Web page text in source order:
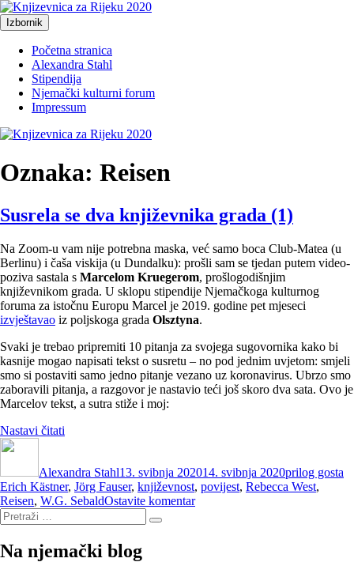
Preskoči
na
sadržaj
Knjizevnica za Rijeku 2020
Just another WordPress site
Izbornik
Početna stranica
Alexandra Stahl
Stipendija
Njemački kulturni forum
Impressum
Oznaka: Reisen
Susrela se dva književnika grada (1)
Na Zoom-u vam nije potrebna maska, već samo boca Club-Matea (u
Berlinu) i čaša viskija (u Dundalku): prošli sam se tjedan putem video-
poziva sastala s Marcelom Kruegerom, prošlogodišnjim
književnikom grada. U sklopu stipendije Njemačkoga kulturnog
foruma za istočnu Europu Marcel je 2019. godine pet mjeseci
izvještavao iz poljskoga grada Olsztyna.
Svaki je trebao pripremiti 10 pitanja za svojega sugovornika kako bi
kasnije mogao napisati tekst o susretu – no pod jednim uvjetom: smjeli
smo si postaviti samo jedno pitanje vezano uz koronavirus. Ubrzo smo
zaboravili pitanja, a razgovor je nastavio teći još skoro dva sata. Ovo je
Marcelov tekst, a sutra stiže i moj:
Nastavi čitati
književnika
grada
(1)”
Alexandra Stahl13. svibnja 202014. svibnja 2020prilog gosta
Erich Kästner, Jörg Fauser, književnost, povijest, Rebecca West,
Reisen, W.G. SebaldOstavite komentarna
Pretraži:
Pretraži
Na njemački blog